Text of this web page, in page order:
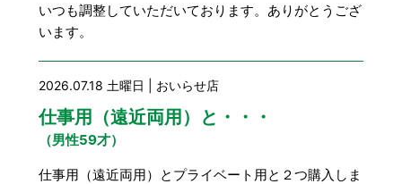
いつも調整していただいております。ありがとうござ
います。
2026.07.18 土曜日 | おいらせ店
仕事用（遠近両用）と・・・
（男性59才）
仕事用（遠近両用）とプライベート用と２つ購入しま